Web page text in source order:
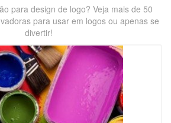
para design de logo? Veja mais de 50
para usar em logos ou apenas se
divertir!